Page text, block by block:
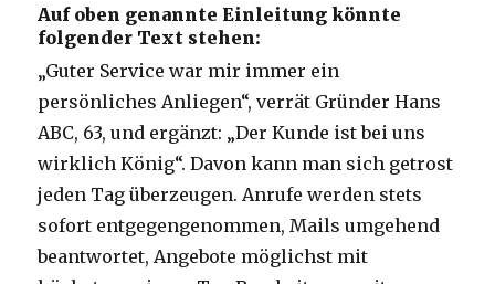
Auf oben genannte Einleitung könnte
folgender Text stehen:
„Guter Service war mir immer ein
persönliches Anliegen“, verrät Gründer Hans
ABC, 63, und ergänzt: „Der Kunde ist bei uns
wirklich König“. Davon kann man sich getrost
jeden Tag überzeugen. Anrufe werden stets
sofort entgegengenommen, Mails umgehend
beantwortet, Angebote möglichst mit